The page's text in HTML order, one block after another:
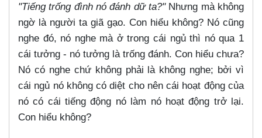
"Tiếng trống đình nó đánh dữ ta?"Nhưng mà không
ngờ là người ta giã gạo. Con hiểu không? Nó cũng
nghe đó, nó nghe mà ở trong cái ngủ thì nó qua 1
cái tưởng - nó tưởng là trống đánh. Con hiểu chưa?
Nó có nghe chứ không phải là không nghe; bởi vì
cái ngủ nó không có diệt cho nên cái hoạt động của
nó có cái tiếng động nó làm nó hoạt động trở lại.
Con hiểu không?